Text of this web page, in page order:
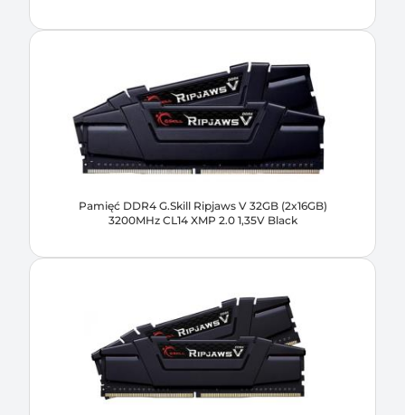
Pamięć DDR4 G.Skill Ripjaws V 32GB (2x16GB)
3200MHz CL14 XMP 2.0 1,35V Black